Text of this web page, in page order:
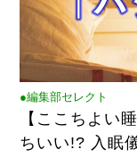
●編集部セレクト
【ここちよい
ちいい!? 入眠